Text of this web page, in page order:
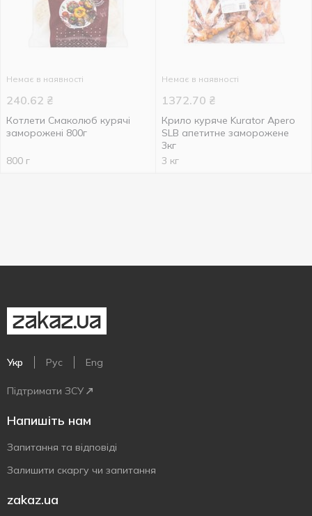
Немає в наявності
240.62 ₴
Котлети Смаколюб курячі
заморожені 800г
800 г
Немає в наявності
1372.70 ₴
Крило куряче Kurator Apero
SLB апетитне заморожене
3кг
3 кг
Укр Рус Eng
Підтримати ЗСУ
Напишіть нам
Запитання та відповіді
Залишити скаргу чи запитання
zakaz.ua